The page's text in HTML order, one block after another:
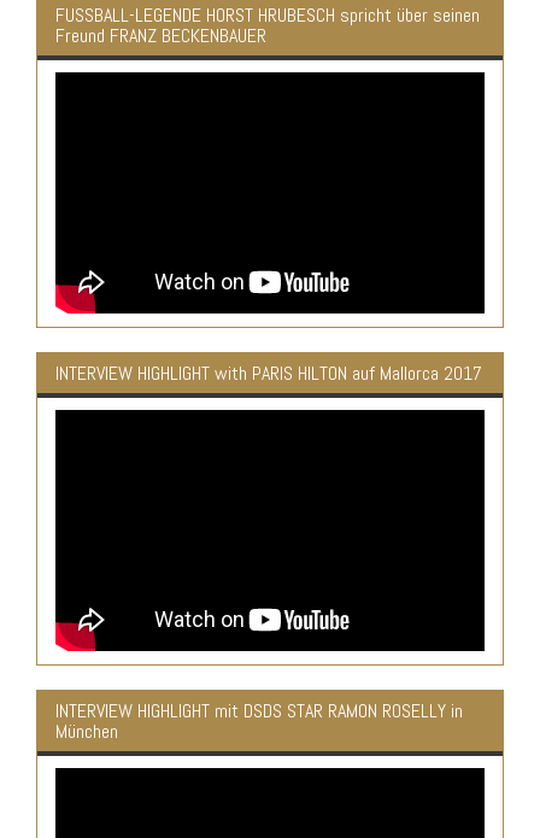
FUSSBALL-LEGENDE HORST HRUBESCH spricht über seinen
Freund FRANZ BECKENBAUER
INTERVIEW HIGHLIGHT with PARIS HILTON auf Mallorca 2017
INTERVIEW HIGHLIGHT mit DSDS STAR RAMON ROSELLY in
München